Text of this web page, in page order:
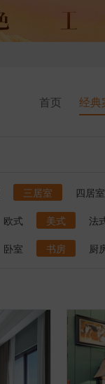
首页 经典
三居室
四居室
欧式 美式
法
卧室 书房 厨